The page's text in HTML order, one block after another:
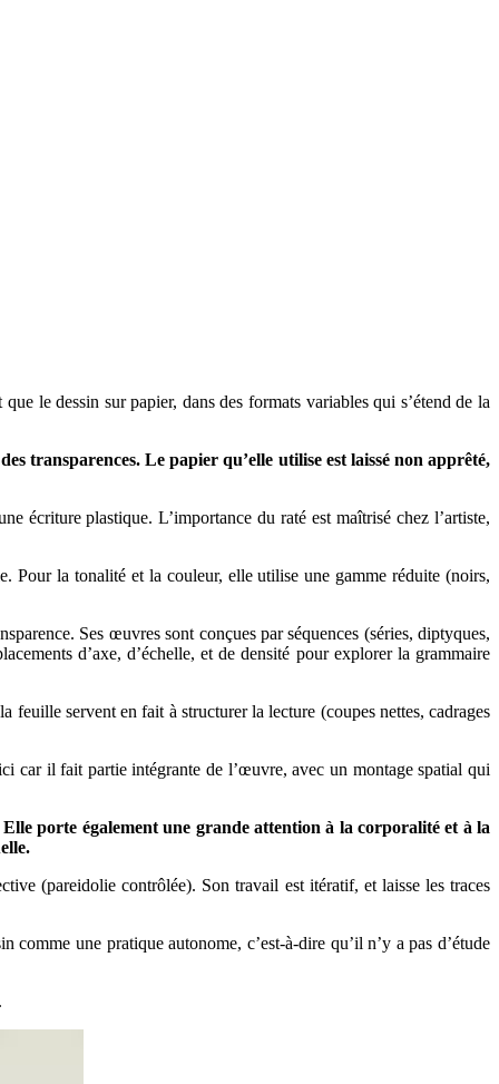
le dessin sur papier, dans des formats variables qui s’étend de la
transparences. Le papier qu’elle utilise est laissé non apprêté,
écriture plastique. L’importance du raté est maîtrisé chez l’artiste,
Pour la tonalité et la couleur, elle utilise une gamme réduite (noirs,
Ses œuvres sont conçues par séquences (séries, diptyques,
d’axe, d’échelle, et de densité pour explorer la grammaire
servent en fait à structurer la lecture (coupes nettes, cadrages
car il fait partie intégrante de l’œuvre, avec un montage spatial qui
porte également une grande attention à la corporalité et à la
(pareidolie contrôlée). Son travail est itératif, et laisse les traces
une pratique autonome, c’est-à-dire qu’il n’y a pas d’étude